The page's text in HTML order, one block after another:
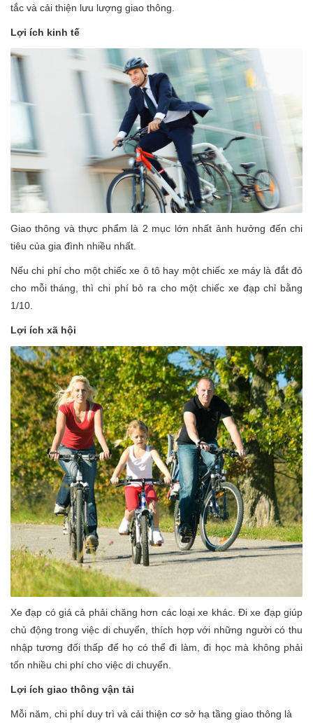
tắc và cải thiện lưu lượng giao thông.
Lợi ích kinh tế
Giao thông và thực phẩm là 2 mục lớn nhất ảnh hưởng đến chi
tiêu của gia đình nhiều nhất.
Nếu chi phí cho một chiếc xe ô tô hay một chiếc xe máy là đắt đỏ
cho mỗi tháng, thì chi phí bỏ ra cho một chiếc xe đạp chỉ bằng
1/10.
Lợi ích xã hội
Xe đạp có giá cả phải chăng hơn các loại xe khác. Đi xe đạp giúp
chủ động trong việc di chuyển, thích hợp với những người có thu
nhập tương đối thấp để họ có thể đi làm, đi học mà không phải
tốn nhiều chi phí cho việc di chuyển.
Lợi ích giao thông vận tải
Mỗi năm, chi phí duy trì và cải thiện cơ sở hạ tầng giao thông là